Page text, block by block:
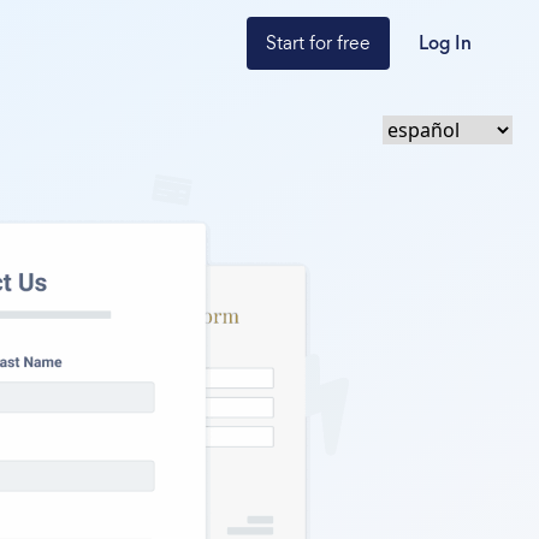
Start for free Log In